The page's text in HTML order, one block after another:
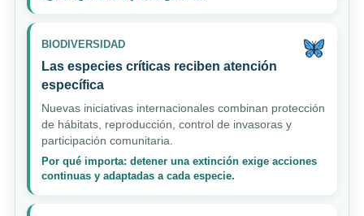
BIODIVERSIDAD
Las especies críticas reciben atención
específica
Nuevas iniciativas internacionales combinan protección
de hábitats, reproducción, control de invasoras y
participación comunitaria.
Por qué importa: detener una extinción exige acciones
continuas y adaptadas a cada especie.